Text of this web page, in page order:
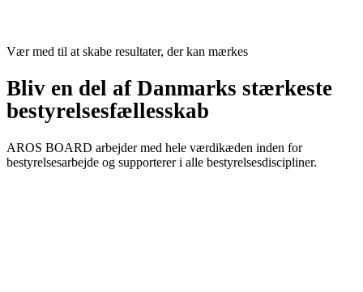
Vær med til at skabe resultater, der kan mærkes
Bliv en del af Danmarks stærkeste
bestyrelsesfællesskab
AROS BOARD arbejder med hele værdikæden inden for ­
bestyrelsesarbejde og supporterer i alle bestyrelsesdiscipliner.